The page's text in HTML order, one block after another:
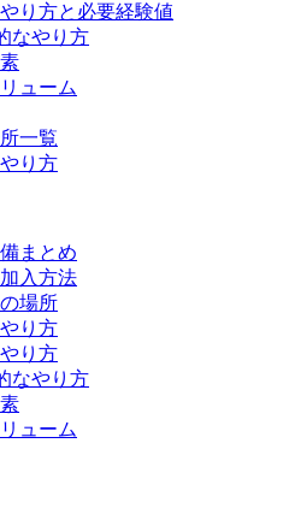
り方と必要経験値
なやり方
ューム
一覧
り方
まとめ
入方法
場所
り方
り方
なやり方
ューム